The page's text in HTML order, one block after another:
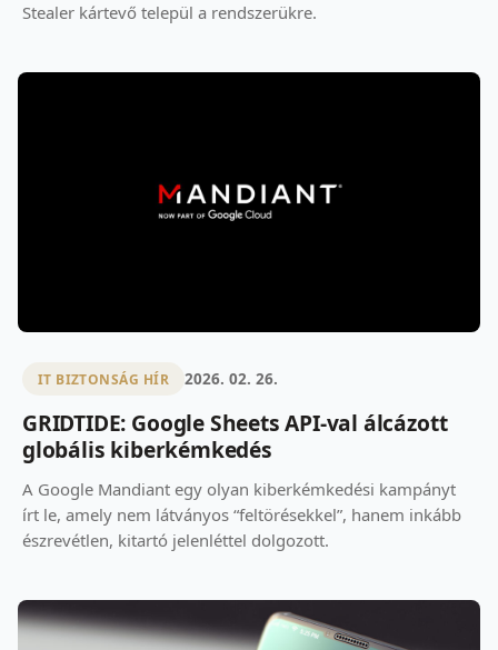
Stealer kártevő települ a rendszerükre.
IT BIZTONSÁG HÍR 2026. 02. 26.
GRIDTIDE: Google Sheets API-val álcázott
globális kiberkémkedés
A Google Mandiant egy olyan kiberkémkedési kampányt
írt le, amely nem látványos “feltörésekkel”, hanem inkább
észrevétlen, kitartó jelenléttel dolgozott.